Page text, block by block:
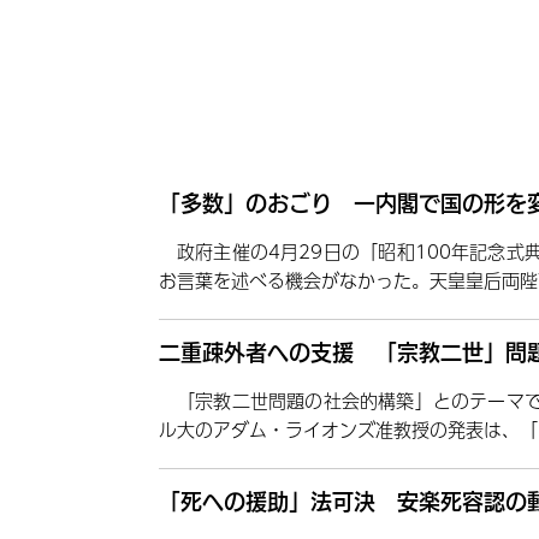
「多数」のおごり 一内閣で国の形を
政府主催の4月29日の「昭和100年記念式
お言葉を述べる機会がなかった。天皇皇后両
二重疎外者への支援 「宗教二世」問
「宗教二世問題の社会的構築」とのテー
ル大のアダム・ライオンズ准教授の発表は、
「死への援助」法可決 安楽死容認